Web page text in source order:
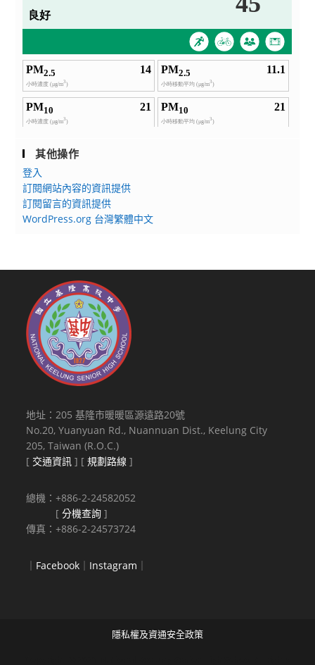
其他操作
登入
訂閱網站內容的資訊提供
訂閱留言的資訊提供
WordPress.org 台灣繁體中文
地址：205 基隆市暖暖區源遠路20號
No.20, Yuanyuan Rd., Nuannuan Dist., Keelung City
205, Taiwan (R.O.C.)
[ 交通資訊 ] [規劃路線 ]
總機：+886-2-24582052
[分機查詢 ]
傳真：+886-2-24573724
｜ Facebook ｜ Instagram ｜
隱私權及資通安全政策